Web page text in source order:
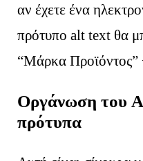
αν έχετε ένα
πρότυπο alt text θα
“Μάρκα Προϊόντος”
Οργάνωση του
πρότυπα